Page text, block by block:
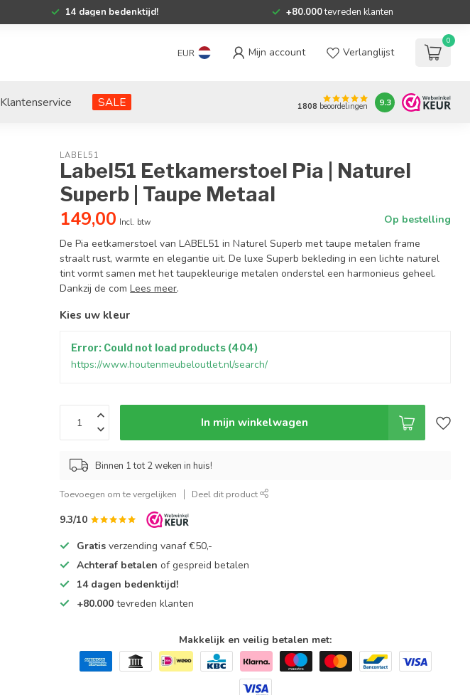
14 dagen bedenktijd! +80.000tevreden klanten
EUR Mijn account Verlanglijst
0
Klantenservice SALE 1808 beoordelingen 9.3
LABEL51
Label51 Eetkamerstoel Pia | Naturel
Superb | Taupe Metaal
149,00 Incl. btw
Op bestelling
De Pia eetkamerstoel van LABEL51 in Naturel Superb met taupe metalen frame
straalt rust, warmte en elegantie uit. De luxe Superb bekleding in een lichte naturel
tint vormt samen met het taupekleurige metalen onderstel een harmonieus geheel.
Dankzij de comLees meer.
Kies uw kleur
Error: Could not load products (404)
https://www.houtenmeubeloutlet.nl/search/
In mijn winkelwagen
Binnen 1 tot 2 weken in huis!
Toevoegen om te vergelijken Deel dit product
9.3/10
Gratis verzending vanaf €50,-
Achteraf betalen of gespreid betalen
14 dagen bedenktijd!
+80.000 tevreden klanten
Makkelijk en veilig betalen met: